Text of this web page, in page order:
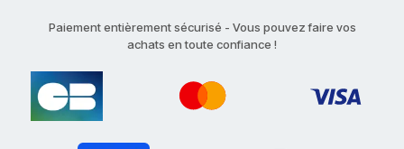
Paiement entièrement sécurisé - Vous pouvez faire vos
achats en toute confiance !